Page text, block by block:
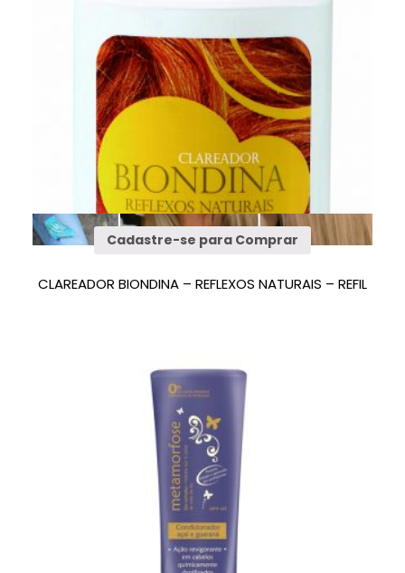
Cadastre-se para Comprar
CLAREADOR BIONDINA – REFLEXOS NATURAIS – REFIL